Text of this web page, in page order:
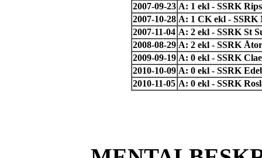
2007-09-23 A: 1 ekl - SSRK
2007-10-28 A: 1 CK ekl - SSRK
2007-11-04 A: 2 ekl - SSRK St
2008-08-29 A: 2 ekl - SSRK
2009-09-19 A: 0 ekl - SSRK
2010-10-09 A: 0 ekl - SSRK
2010-11-05 A: 0 ekl - SSRK